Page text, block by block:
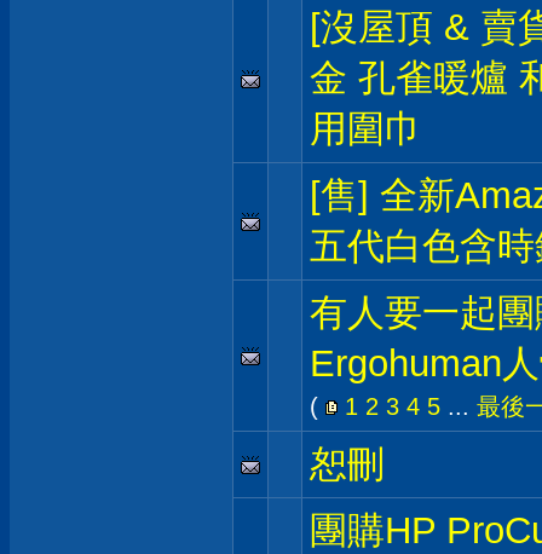
[沒屋頂 & 賣
金 孔雀暖爐
用圍巾
[售] 全新
五代白色含
有人要一起
Ergohuman
( 1 2 3 4 5 ... 最後
恕刪
團購HP